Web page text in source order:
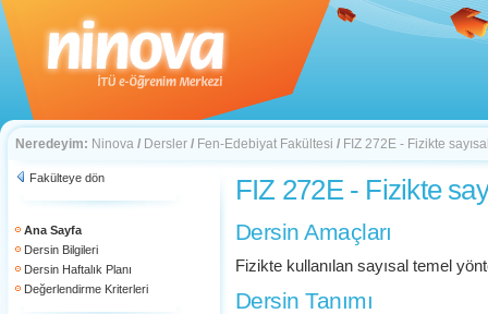
Neredeyim: Ninova / Dersler / Fen-Edebiyat Fakültesi / FIZ 272E - Fizikte
Fakülteye dön
Ana Sayfa
Dersin Bilgileri
Dersin Haftalık Planı
Değerlendirme Kriterleri
FIZ 272E - Fizikte
Dersin Amaçları
Fizikte kullanılan sayısal temel
Dersin Tanımı